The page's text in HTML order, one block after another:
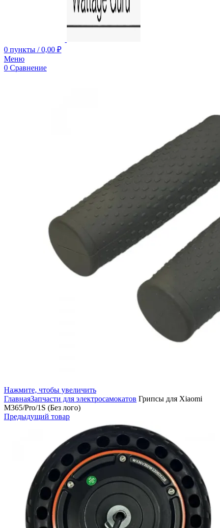
0 пункты / 0,00 ₽
Меню
0 Сравнение
Нажмите, чтобы увеличить
ГлавнаяЗапчасти для электросамокатов Грипсы для Xiaomi
M365/Pro/1S (Без лого)
Предыдущий товар